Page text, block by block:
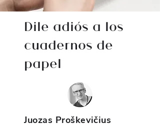
Dile adiós a los
cuadernos de
papel
Juozas Proškevičius